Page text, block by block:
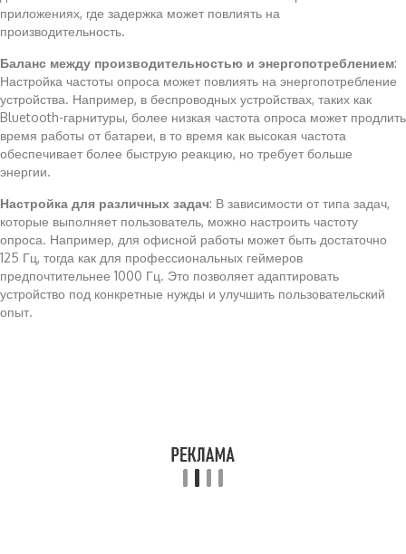
приложениях, где задержка может повлиять на
производительность.
Баланс между производительностью и энергопотреблением:
Настройка частоты опроса может повлиять на энергопотребление
устройства. Например, в беспроводных устройствах, таких как
Bluetooth-гарнитуры, более низкая частота опроса может продлить
время работы от батареи, в то время как высокая частота
обеспечивает более быструю реакцию, но требует больше
энергии.
Настройка для различных задач: В зависимости от типа задач,
которые выполняет пользователь, можно настроить частоту
опроса. Например, для офисной работы может быть достаточно
125 Гц, тогда как для профессиональных геймеров
предпочтительнее 1000 Гц. Это позволяет адаптировать
устройство под конкретные нужды и улучшить пользовательский
опыт.